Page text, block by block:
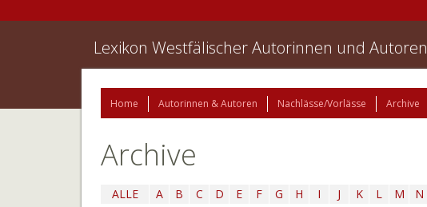
Lexikon Westfälischer Autorinnen und Autoren
Home Autorinnen & Autoren Nachlässe/Vorlässe Archive
Archive
ALLE A B C D E F G H I J K L M N